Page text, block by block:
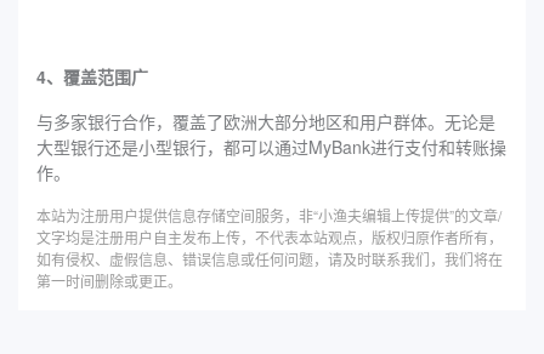
4、覆盖范围广
与多家银行合作，覆盖了欧洲大部分地区和用户群体。无论是
大型银行还是小型银行，都可以通过MyBank进行支付和转账操
作。
本站为注册用户提供信息存储空间服务，非“小渔夫编辑上传提供”的文章/
文字均是注册用户自主发布上传，不代表本站观点，版权归原作者所有，
如有侵权、虚假信息、错误信息或任何问题，请及时联系我们，我们将在
第一时间删除或更正。